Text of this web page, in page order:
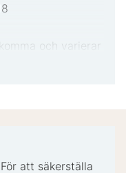
och varierar
av tillgång vid
avgifter.
att säkerställa